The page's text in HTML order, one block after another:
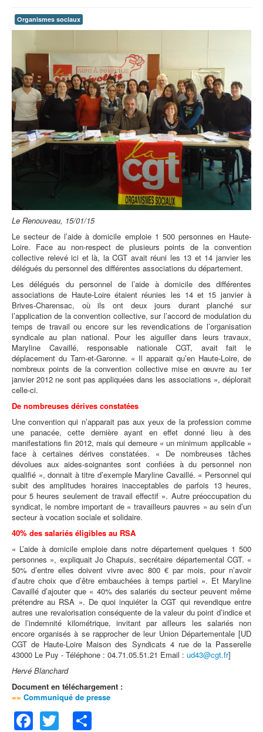
Organismes sociaux
Le Renouveau, 15/01/15
Le secteur de l’aide à domicile emploie 1 500 personnes en Haute-
Loire. Face au non-respect de plusieurs points de la convention
collective relevé ici et là, la CGT avait réuni les 13 et 14 janvier les
délégués du personnel des différentes associations du département.
Les délégués du personnel de l’aide à domicile des différentes
associations de Haute-Loire étaient réunies les 14 et 15 janvier à
Brives-Charensac, où ils ont deux jours durant planché sur
l’application de la convention collective, sur l’accord de modulation du
temps de travail ou encore sur les revendications de l’organisation
syndicale au plan national. Pour les aiguiller dans leurs travaux,
Maryline Cavaillé, responsable nationale CGT, avait fait le
déplacement du Tarn-et-Garonne. « Il apparait qu’en Haute-Loire, de
nombreux points de la convention collective mise en œuvre au 1er
janvier 2012 ne sont pas appliquées dans les associations », déplorait
celle-ci.
De nombreuses dérives constatées
Une convention qui n’apparait pas aux yeux de la profession comme
une panacée, cette dernière ayant en effet donné lieu à des
manifestations fin 2012, mais qui demeure « un minimum applicable »
face à certaines dérives constatées. « De nombreuses tâches
dévolues aux aides-soignantes sont confiées à du personnel non
qualifié », donnait à titre d’exemple Maryline Cavaillé. « Personnel qui
subit des amplitudes horaires inacceptables de parfois 13 heures,
pour 5 heures seulement de travail effectif ». Autre préoccupation du
syndicat, le nombre important de « travailleurs pauvres » au sein d’un
secteur à vocation sociale et solidaire.
40% des salariés éligibles au RSA
« L’aide à domicile emploie dans notre département quelques 1 500
personnes », expliquait Jo Chapuis, secrétaire départemental CGT. «
50% d’entre elles doivent vivre avec 800 € par mois, pour n’avoir
d’autre choix que d’être embauchées à temps partiel ». Et Maryline
Cavaillé d’ajouter que « 40% des salariés du secteur peuvent même
prétendre au RSA ». De quoi inquiéter la CGT qui revendique entre
autres une revalorisation conséquente de la valeur du point d’indice et
de l’indemnité kilométrique, invitant par ailleurs les salariés non
encore organisés à se rapprocher de leur Union Départementale [UD
CGT de Haute-Loire Maison des Syndicats 4 rue de la Passerelle
43000 Le Puy - Téléphone : 04.71.05.51.21 Email : ud43@cgt.fr]
Hervé Blanchard
Document en téléchargement :
== Communiqué de presse
Facebook
Twitter